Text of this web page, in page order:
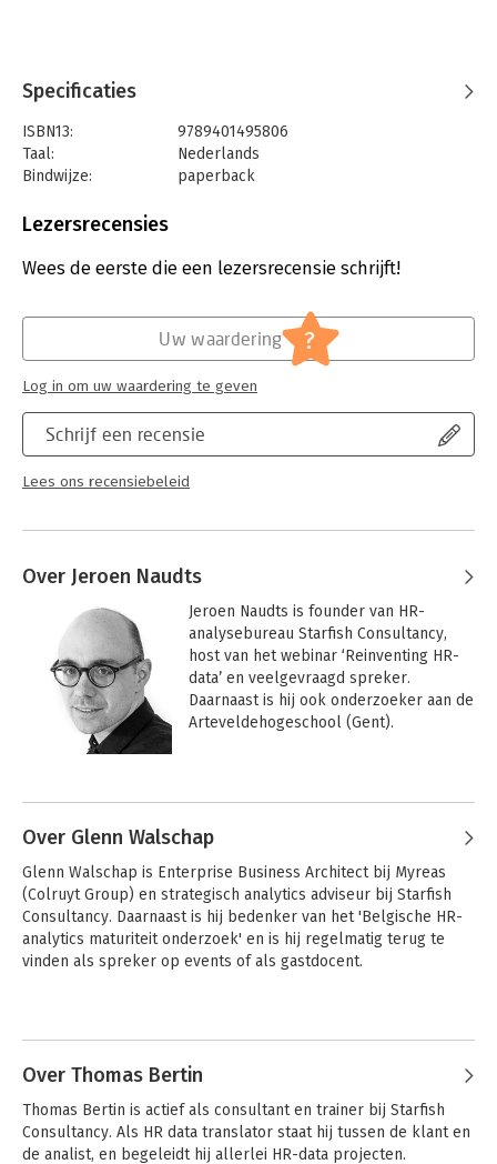
Specificaties
ISBN13:
9789401495806
Taal:
Nederlands
Bindwijze:
paperback
Uitgever:
Verschijningsdatum:
9-4-2024
Personeelsmanagement
Lezersrecensies
Wees de eerste die een lezersrecensie schrijft!
Schrijf een recensie
Lees ons recensiebeleid
Uw waardering ?
Log in om uw waardering te geven
Over Jeroen Naudts
Jeroen Naudts is founder van HR-
analysebureau Starfish Consultancy,
host van het webinar ‘Reinventing HR-
data’ en veelgevraagd spreker.
Daarnaast is hij ook onderzoeker aan de
Arteveldehogeschool (Gent).
Over Glenn Walschap
Glenn Walschap is Enterprise Business Architect bij Myreas
(Colruyt Group) en strategisch analytics adviseur bij Starfish
Consultancy. Daarnaast is hij bedenker van het 'Belgische HR-
analytics maturiteit onderzoek' en is hij regelmatig terug te
vinden als spreker op events of als gastdocent.
Over Thomas Bertin
Thomas Bertin is actief als consultant en trainer bij Starfish
Consultancy. Als HR data translator staat hij tussen de klant en
de analist, en begeleidt hij allerlei HR-data projecten.